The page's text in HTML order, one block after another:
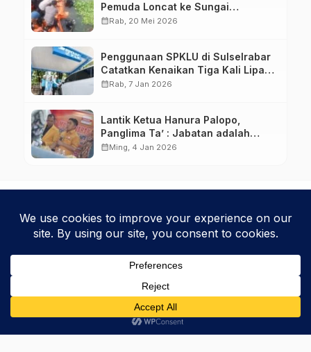
Pemuda Loncat ke Sungai
Pampang Makassar
calendar_monthRab, 20 Mei 2026
Penggunaan SPKLU di Sulselrabar
Catatkan Kenaikan Tiga Kali Lipat
di Tahun 2025
calendar_monthRab, 7 Jan 2026
Lantik Ketua Hanura Palopo,
Panglima Ta’ : Jabatan adalah
amanah siap dipertanggung
calendar_monthMing, 4 Jan 2026
Phinisice - Berkarya Untuk Bangsa